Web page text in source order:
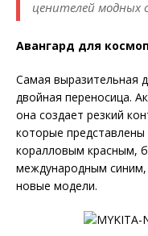
ценителей модных
Авангард для
Самая выразительная
двойная переносица.
она создает резкий
которые
коралловым красным,
международным
новые модели.